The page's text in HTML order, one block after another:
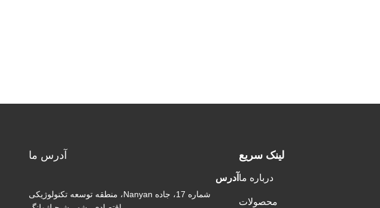
لینک سریع
درباره ما
محصولات
آدرس ما
آدرس
شماره 17، جاده Nanyan، منطقه توسعه تکنولوژیکی